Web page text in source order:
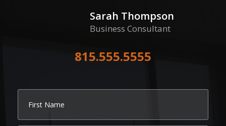
Sarah Thompson
Business Consultant
815.555.5555